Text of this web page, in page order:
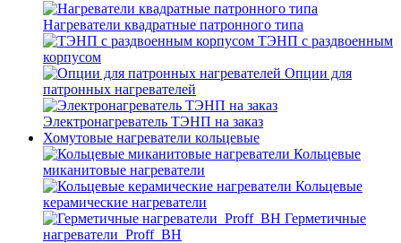
Нагреватели квадратные патронного типа
ТЭНП с раздвоенным
корпусом
Опции для
патронных нагревателей
Электронагреватель ТЭНП на заказ
Хомутовые нагреватели кольцевые
Кольцевые
миканитовые нагреватели
Кольцевые
керамические нагреватели
Герметичные
нагреватели_Proff_BH